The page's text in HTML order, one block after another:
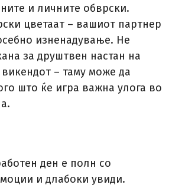
и личните обврски.
цветаат – вашиот партнер
изненадување. Не
за друштвен настан на
– таму може да
што ќе игра важна улога во
ден е полн со
и длабоки увиди.